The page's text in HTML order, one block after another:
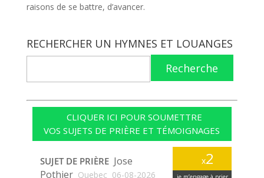
raisons de se battre, d’avancer.
RECHERCHER UN HYMNES ET LOUANGES
Recherche
CLIQUER ICI POUR SOUMETTRE
VOS SUJETS DE PRIÈRE ET TÉMOIGNAGES
x2
SUJET DE PRIÈRE Jose
Pothier Quebec 06-08-2026